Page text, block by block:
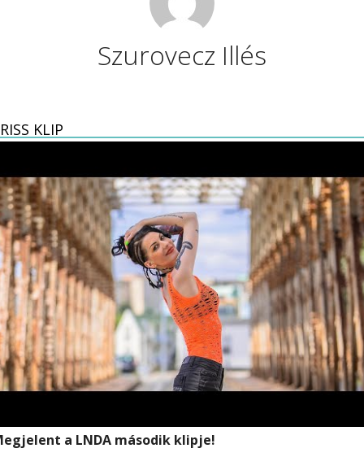
Szurovecz Illés
KLIP
a LNDA második klipje!